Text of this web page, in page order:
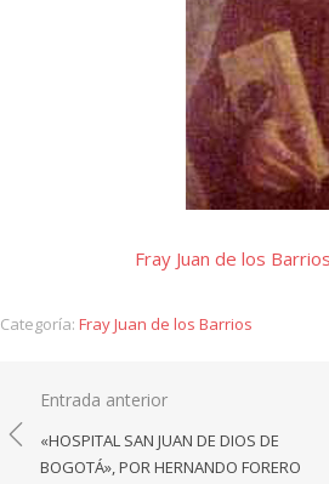
Fray Juan de los
Categoría: Fray Juan de los Barrios
Navegación
de
entradas
Entrada anterior
«HOSPITAL SAN JUAN DE DIOS DE
BOGOTÁ», POR HERNANDO FORERO